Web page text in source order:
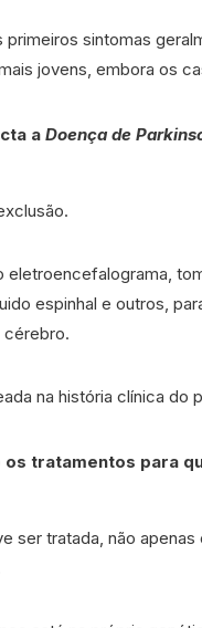
sintomas
jovens, embora os
a Doença de
espinhal e outros,
cérebro.
na história clínica do
os tratamentos para
ser tratada, não